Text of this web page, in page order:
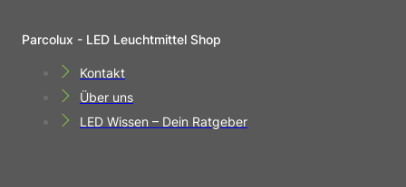
Parcolux - LED Leuchtmittel Shop
Kontakt
Über uns
LED Wissen – Dein Ratgeber